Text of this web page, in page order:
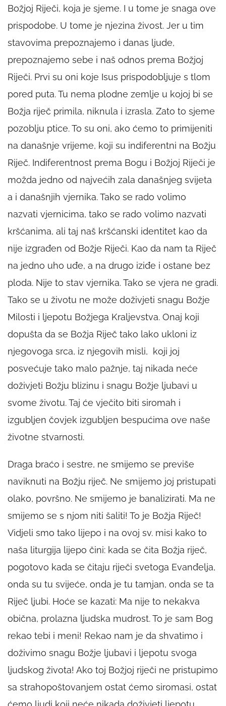
Božjoj Riječi, koja je sjeme. I u tome je snaga ove
prispodobe. U tome je njezina živost. Jer u tim
stavovima prepoznajemo i danas ljude,
prepoznajemo sebe i naš odnos prema Božjoj
Riječi. Prvi su oni koje Isus prispodobljuje s tlom
pored puta. Tu nema plodne zemlje u kojoj bi se
Božja riječ primila, niknula i izrasla. Zato to sjeme
pozoblju ptice. To su oni, ako ćemo to primijeniti
na današnje vrijeme, koji su indiferentni na Božju
Riječ. Indiferentnost prema Bogu i Božjoj Riječi je
možda jedno od najvećih zala današnjeg svijeta
a i današnjih vjernika. Tako se rado volimo
nazvati vjernicima, tako se rado volimo nazvati
kršćanima, ali taj naš kršćanski identitet kao da
nije izgrađen od Božje Riječi. Kao da nam ta Riječ
na jedno uho uđe, a na drugo iziđe i ostane bez
ploda. Nije to stav vjernika. Tako se vjera ne gradi.
Tako se u životu ne može doživjeti snagu Božje
Milosti i ljepotu Božjega Kraljevstva. Onaj koji
dopušta da se Božja Riječ tako lako ukloni iz
njegovoga srca, iz njegovih misli, koji joj
posvećuje tako malo pažnje, taj nikada neće
doživjeti Božju blizinu i snagu Božje ljubavi u
svome životu. Taj će vječito biti siromah i
izgubljen čovjek izgubljen bespućima ove naše
životne stvarnosti.
Draga braćo i sestre, ne smijemo se previše
naviknuti na Božju riječ. Ne smijemo joj pristupati
olako, površno. Ne smijemo je banalizirati. Ma ne
smijemo se s njom niti šaliti! To je Božja Riječ!
Vidjeli smo tako lijepo i na ovoj sv. misi kako to
naša liturgija lijepo čini: kada se čita Božja riječ,
pogotovo kada se čitaju riječi svetoga Evanđelja,
onda su tu svijeće, onda je tu tamjan, onda se ta
Riječ ljubi. Hoće se kazati: Ma nije to nekakva
obična, prolazna ljudska mudrost. To je sam Bog
rekao tebi i meni! Rekao nam je da shvatimo i
doživimo snagu Božje ljubavi i ljepotu svoga
ljudskog života! Ako toj Božjoj riječi ne pristupimo
sa strahopoštovanjem ostat ćemo siromasi, ostat